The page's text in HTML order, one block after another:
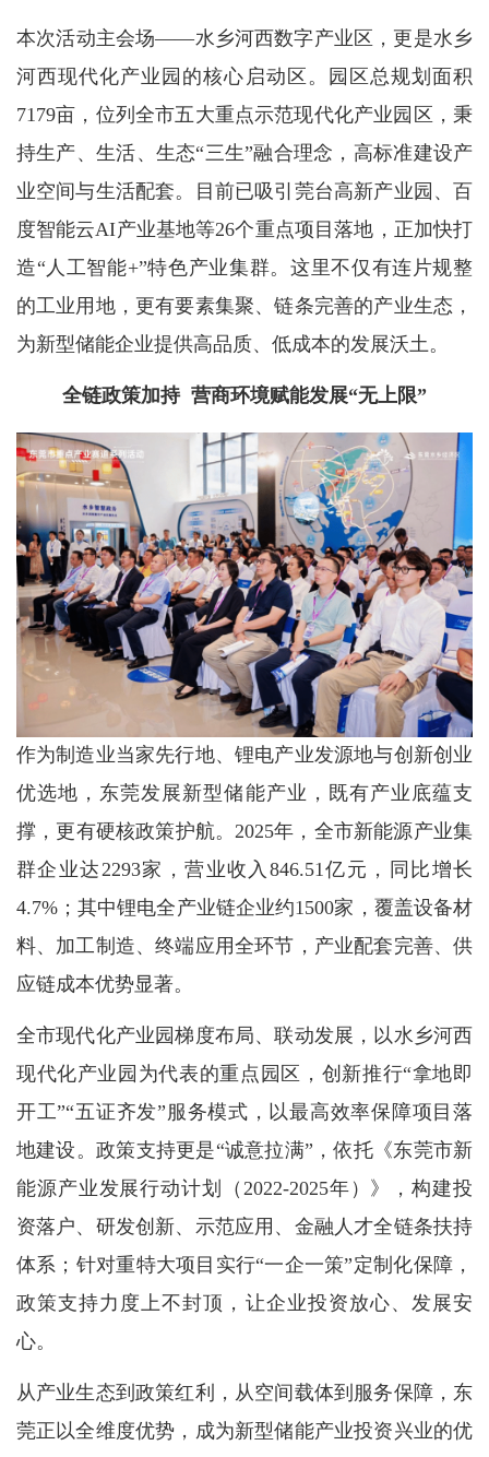
本次活动主会场——水乡河西数字产业区，更是水乡
河西现代化产业园的核心启动区。园区总规划面积
7179亩，位列全市五大重点示范现代化产业园区，秉
持生产、生活、生态“三生”融合理念，高标准建设产
业空间与生活配套。目前已吸引莞台高新产业园、百
度智能云AI产业基地等26个重点项目落地，正加快打
造“人工智能+”特色产业集群。这里不仅有连片规整
的工业用地，更有要素集聚、链条完善的产业生态，
为新型储能企业提供高品质、低成本的发展沃土。
全链政策加持 营商环境赋能发展“无上限”
作为制造业当家先行地、锂电产业发源地与创新创业
优选地，东莞发展新型储能产业，既有产业底蕴支
撑，更有硬核政策护航。2025年，全市新能源产业集
群企业达2293家，营业收入846.51亿元，同比增长
4.7%；其中锂电全产业链企业约1500家，覆盖设备材
料、加工制造、终端应用全环节，产业配套完善、供
应链成本优势显著。
全市现代化产业园梯度布局、联动发展，以水乡河西
现代化产业园为代表的重点园区，创新推行“拿地即
开工”“五证齐发”服务模式，以最高效率保障项目落
地建设。政策支持更是“诚意拉满”，依托《东莞市新
能源产业发展行动计划（2022-2025年）》，构建投
资落户、研发创新、示范应用、金融人才全链条扶持
体系；针对重特大项目实行“一企一策”定制化保障，
政策支持力度上不封顶，让企业投资放心、发展安
心。
从产业生态到政策红利，从空间载体到服务保障，东
莞正以全维度优势，成为新型储能产业投资兴业的优